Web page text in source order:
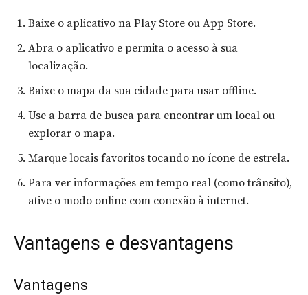
Baixe o aplicativo na Play Store ou App Store.
Abra o aplicativo e permita o acesso à sua
localização.
Baixe o mapa da sua cidade para usar offline.
Use a barra de busca para encontrar um local ou
explorar o mapa.
Marque locais favoritos tocando no ícone de estrela.
Para ver informações em tempo real (como trânsito),
ative o modo online com conexão à internet.
Vantagens e desvantagens
Vantagens